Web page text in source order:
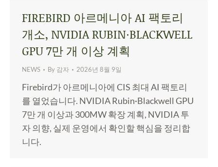
FIREBIRD 아르메니아 AI 팩토리
개소, NVIDIA RUBIN·BLACKWELL
GPU 7만 개 이상 계획
NEWS By 감자 2026년 8월 9일
Firebird가 아르메니아에 CIS 최대 AI 팩토리
를 열었습니다. NVIDIA Rubin·Blackwell GPU
7만 개 이상과 300MW 확장 계획, NVIDIA 투
자 의향, 실제 운영에서 확인할 핵심을 정리합
니다.